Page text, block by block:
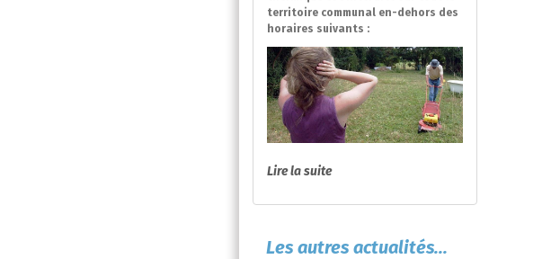
territoire communal en-dehors des
horaires suivants :
Lire la suite
Les autres actualités...